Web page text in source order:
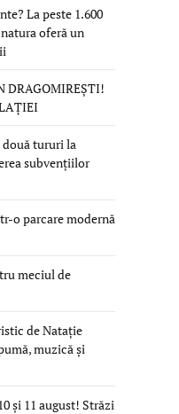
La peste 1.600
oferă un
DRAGOMIREȘTI!
tururi la
subvențiilor
o parcare modernă
meciul de
de Natație
muzică și
și 11 august! Străzi